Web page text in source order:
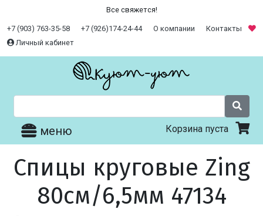
Все свяжется!
+7 (903) 763-35-58 +7 (926)174-24-44 О компании
Контакты
Личный кабинет
меню Корзина пуста
Спицы круговые Zing
80см/6,5мм 47134